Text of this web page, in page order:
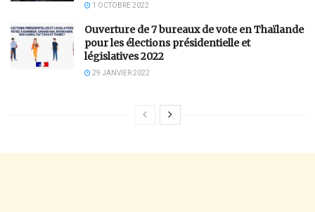
1 OCTOBRE 2022
Ouverture de 7 bureaux de vote en Thaïlande
pour les élections présidentielle et
législatives 2022
29 JANVIER 2022